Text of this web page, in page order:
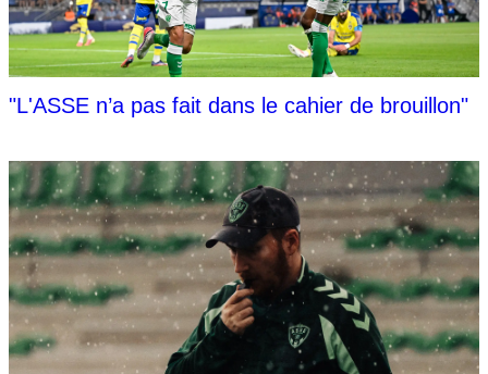
"L'ASSE n’a pas fait dans le cahier de brouillon"